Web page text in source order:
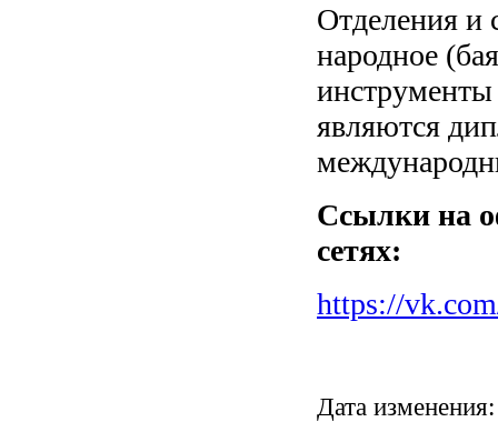
Отделения и
народное
являются
Ссылки на
сетях:
https://
Дата